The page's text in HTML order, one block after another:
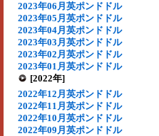
2023年06月英ポンドドル
2023年05月英ポンドドル
2023年04月英ポンドドル
2023年03月英ポンドドル
2023年02月英ポンドドル
2023年01月英ポンドドル
[2022年]
2022年12月英ポンドドル
2022年11月英ポンドドル
2022年10月英ポンドドル
2022年09月英ポンドドル